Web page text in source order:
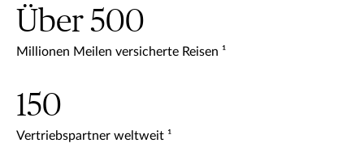
Über 500
Millionen Meilen versicherte Reisen ¹
150
Vertriebspartner weltweit ¹